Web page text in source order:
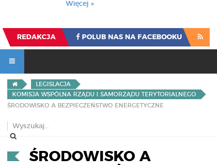
Więcej »
REDAKCJA POLUB NAS NA FACEBOOKU
LEGISLACJA
KOMISJA WSPÓLNA RZĄDU I SAMORZĄDU TERYTORIALNEGO
ŚRODOWISKO A BEZPIECZEŃSTWO ENERGETYCZNE
ŚRODOWISKO A